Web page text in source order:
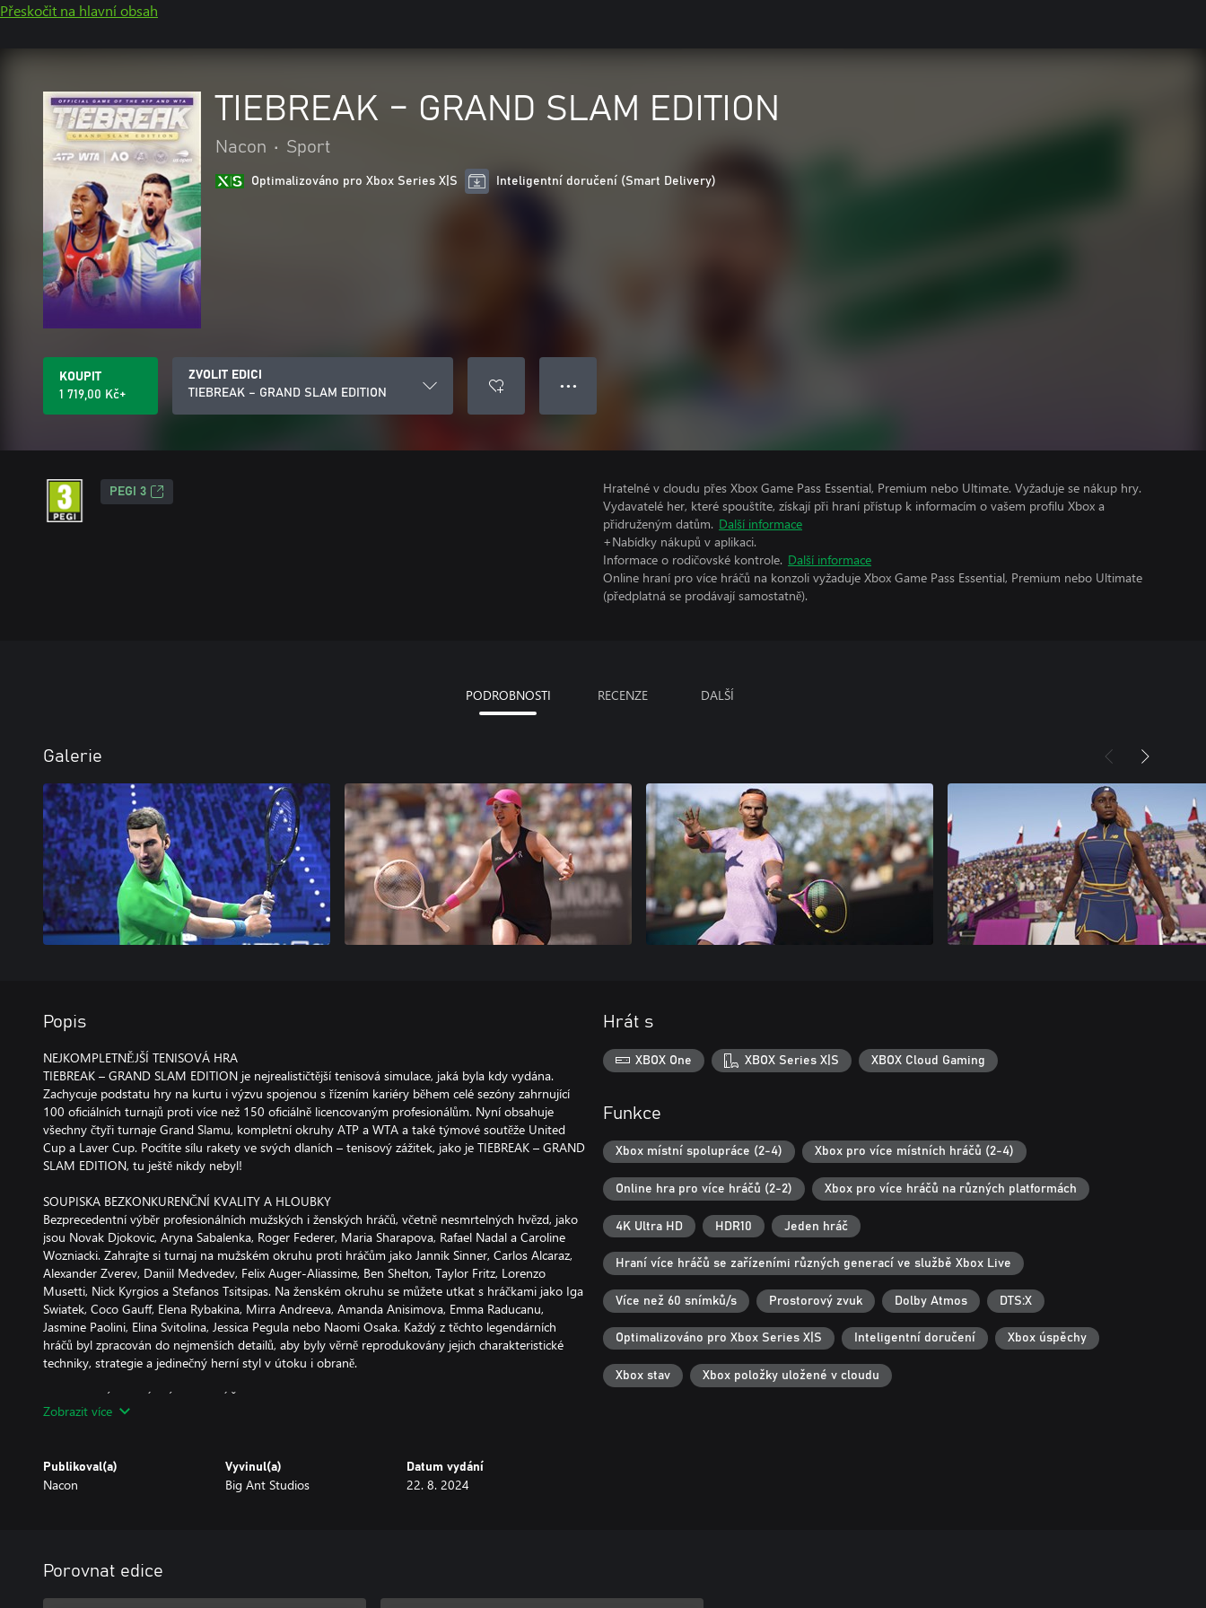
Přeskočit na hlavní obsah
TIEBREAK – GRAND SLAM EDITION
Nacon • Sport
Optimalizováno pro Xbox Series X|S Inteligentní doručení (Smart Delivery)
KOUPIT
1 719,00 Kč+
ZVOLIT EDICI
TIEBREAK – GRAND SLAM EDITION
● ● ●
PEGI 3
Hratelné v cloudu přes Xbox Game Pass Essential, Premium nebo Ultimate. Vyžaduje se nákup hry.
Vydavatelé her, které spouštíte, získají při hraní přístup k informacím o vašem profilu Xbox a
přidruženým datům. Další informace
+Nabídky nákupů v aplikaci.
Informace o rodičovské kontrole. Další informace
Online hraní pro více hráčů na konzoli vyžaduje Xbox Game Pass Essential, Premium nebo Ultimate
(předplatná se prodávají samostatně).
PODROBNOSTI RECENZE DALŠÍ
Galerie
Popis
NEJKOMPLETNĚJŠÍ TENISOVÁ HRA
TIEBREAK – GRAND SLAM EDITION je nejrealističtější tenisová simulace, jaká byla kdy vydána.
Zachycuje podstatu hry na kurtu i výzvu spojenou s řízením kariéry během celé sezóny zahrnující
100 oficiálních turnajů proti více než 150 oficiálně licencovaným profesionálům. Nyní obsahuje
všechny čtyři turnaje Grand Slamu, kompletní okruhy ATP a WTA a také týmové soutěže United
Cup a Laver Cup. Pocítíte sílu rakety ve svých dlaních – tenisový zážitek, jako je TIEBREAK – GRAND
SLAM EDITION, tu ještě nikdy nebyl!
SOUPISKA BEZKONKURENČNÍ KVALITY A HLOUBKY
Bezprecedentní výběr profesionálních mužských i ženských hráčů, včetně nesmrtelných hvězd, jako
jsou Novak Djokovic, Aryna Sabalenka, Roger Federer, Maria Sharapova, Rafael Nadal a Caroline
Wozniacki. Zahrajte si turnaj na mužském okruhu proti hráčům jako Jannik Sinner, Carlos Alcaraz,
Alexander Zverev, Daniil Medvedev, Felix Auger-Aliassime, Ben Shelton, Taylor Fritz, Lorenzo
Musetti, Nick Kyrgios a Stefanos Tsitsipas. Na ženském okruhu se můžete utkat s hráčkami jako Iga
Swiatek, Coco Gauff, Elena Rybakina, Mirra Andreeva, Amanda Anisimova, Emma Raducanu,
Jasmine Paolini, Elina Svitolina, Jessica Pegula nebo Naomi Osaka. Každý z těchto legendárních
hráčů byl zpracován do nejmenších detailů, aby byly věrně reprodukovány jejich charakteristické
techniky, strategie a jedinečný herní styl v útoku i obraně.
KOMPLETNÍ OFICIÁLNÍ KALENDÁŘ
Neexistuje lepší výzva k prověření vašich schopností než oficiální okruhy ATP a WTA a TIEBREAK –
Reprezentujte svou zemi v United Cupu a Laver Cupu. Přihlaste se do turnajů Masters 1000 a WTA
1000. Pečlivě plánujte svůj harmonogram turnajů ATP/WTA 500 a 250, abyste zlepšovali své
ZNOVU PROŽIJTE NĚKTERÉ Z NEJVĚTŠÍCH ZÁPASŮ
Vraťte se k některým z největších momentů tenisové historie po boku těch nejlepších hráčů.
Zahrajte si všechny rekordní triumfy „Noleho“, historického rekordmana ATP v počtu týdnů na
Zobrazit více
Publikoval(a)
Nacon
Vyvinul(a)
Big Ant Studios
Datum vydání
22. 8. 2024
Hrát s
XBOX One XBOX Series X|S XBOX Cloud Gaming
Funkce
Xbox místní spolupráce (2-4) Xbox pro více místních hráčů (2-4)
Online hra pro více hráčů (2-2) Xbox pro více hráčů na různých platformách
4K Ultra HD HDR10 Jeden hráč
Hraní více hráčů se zařízeními různých generací ve službě Xbox Live
Více než 60 snímků/s Prostorový zvuk Dolby Atmos DTS:X
Optimalizováno pro Xbox Series X|S Inteligentní doručení Xbox úspěchy
Xbox stav Xbox položky uložené v cloudu
Porovnat edice